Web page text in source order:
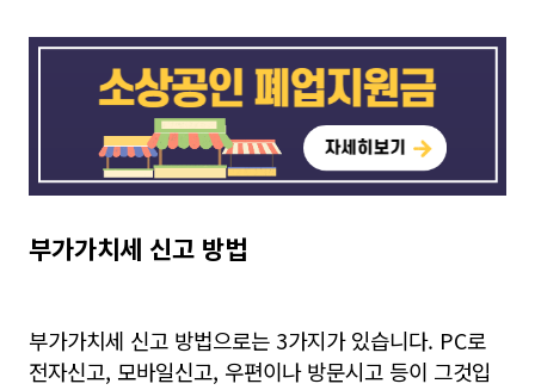
부가가치세 신고 방법
부가가치세 신고 방법으로는 3가지가 있습니다. PC로
전자신고, 모바일신고, 우편이나 방문시고 등이 그것입